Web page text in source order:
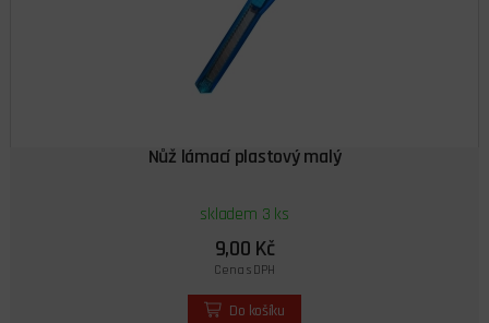
Nůž lámací plastový malý
skladem 3 ks
9,00 Kč
Cena s DPH
Do košíku